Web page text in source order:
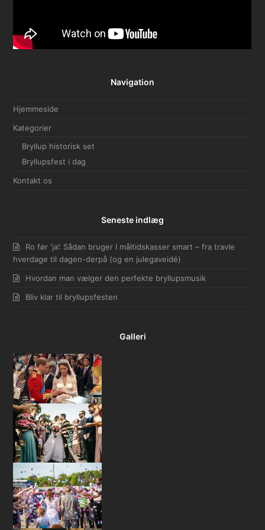
Navigation
Hjemmeside
Kategorier
Bryllup historisk set
Bryllupsfest i dag
Kontakt os
Seneste indlæg
Ro før ‘ja’: Sådan bruger I måltidskasser smart – fra travle
hverdage til dagen-derpå (og en julegaveidé)
Hvordan man vælger den perfekte bryllupsmusik
Bliv klar til bryllupsfesten
Galleri